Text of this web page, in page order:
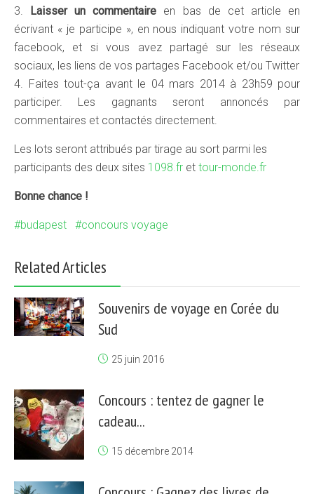
3. Laisser un commentaire en bas de cet article en
écrivant « je participe », en nous indiquant votre nom sur
facebook, et si vous avez partagé sur les réseaux
sociaux, les liens de vos partages Facebook et/ou Twitter
4. Faites tout-ça avant le 04 mars 2014 à 23h59 pour
participer. Les gagnants seront annoncés par
commentaires et contactés directement.
Les lots seront attribués par tirage au sort parmi les
participants des deux sites 1098.fr et tour-monde.fr
Bonne chance !
budapest concours voyage
Related Articles
Souvenirs de voyage en Corée du
Sud
25 juin 2016
Concours : tentez de gagner le
cadeau...
15 décembre 2014